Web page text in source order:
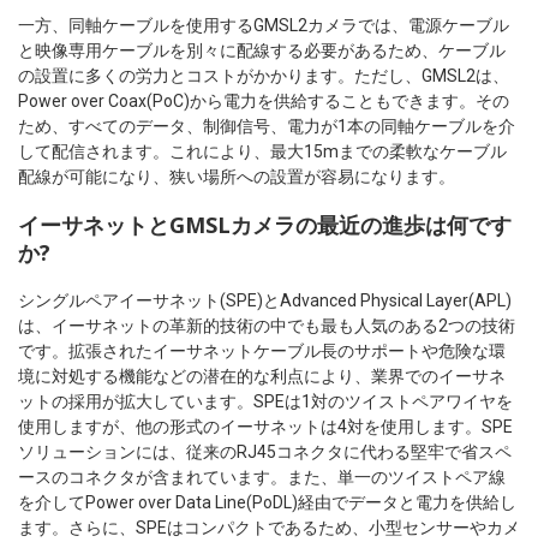
一方、同軸ケーブルを使用するGMSL2カメラでは、電源ケーブル
と映像専用ケーブルを別々に配線する必要があるため、ケーブル
の設置に多くの労力とコストがかかります。ただし、GMSL2は、
Power over Coax(PoC)から電力を供給することもできます。その
ため、すべてのデータ、制御信号、電力が1本の同軸ケーブルを介
して配信されます。これにより、最大15mまでの柔軟なケーブル
配線が可能になり、狭い場所への設置が容易になります。
イーサネットとGMSLカメラの最近の進歩は何です
か?
シングルペアイーサネット(SPE)とAdvanced Physical Layer(APL)
は、イーサネットの革新的技術の中でも最も人気のある2つの技術
です。拡張されたイーサネットケーブル長のサポートや危険な環
境に対処する機能などの潜在的な利点により、業界でのイーサネ
ットの採用が拡大しています。SPEは1対のツイストペアワイヤを
使用しますが、他の形式のイーサネットは4対を使用します。SPE
ソリューションには、従来のRJ45コネクタに代わる堅牢で省スペ
ースのコネクタが含まれています。また、単一のツイストペア線
を介してPower over Data Line(PoDL)経由でデータと電力を供給し
ます。さらに、SPEはコンパクトであるため、小型センサーやカメ